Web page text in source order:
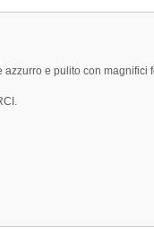
e pulito con magnifici